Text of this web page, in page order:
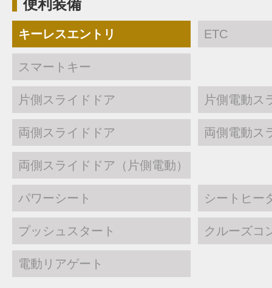
便利装備
キーレスエントリ ETC
スマートキー
片側スライドドア 片側電動ス
両側スライドドア 両側電動ス
両側スライドドア（片側電動）
パワーシート シートヒー
プッシュスタート クルーズコ
電動リアゲート